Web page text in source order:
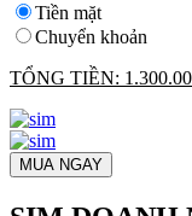
Tiền mặt
Chuyển khoản
TỔNG TIỀN:
MUA NGAY